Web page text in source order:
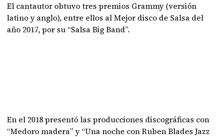
El cantautor obtuvo tres premios Grammy (versión
latino y anglo), entre ellos al Mejor disco de Salsa del
año 2017, por su “Salsa Big Band”.
En el 2018 presentó las producciones discográficas con
“Medoro madera” y “Una noche con Ruben Blades Jazz